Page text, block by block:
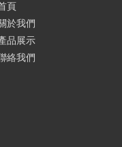
頁
於我們
品展示
絡我們